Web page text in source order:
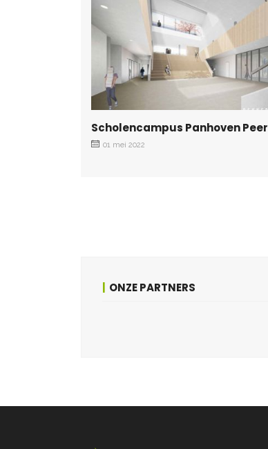
Scholencampus Panhoven Peer
01 mei 2022
ONZE PARTNERS